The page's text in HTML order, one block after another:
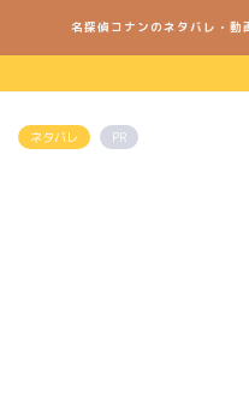
名探偵コナンのネタバレ・動
ネタバレ PR